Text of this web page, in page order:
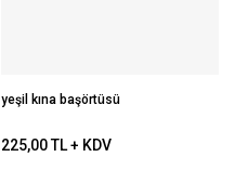
yeşil kına başörtüsü
225,00 TL + KDV